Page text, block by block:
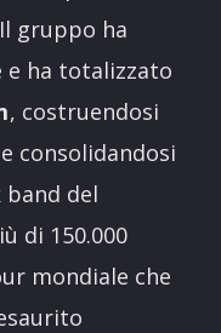
Il gruppo ha
e ha totalizzato
, costruendosi
consolidandosi
del
di 150.000
mondiale che